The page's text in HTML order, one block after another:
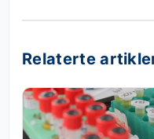
Relaterte